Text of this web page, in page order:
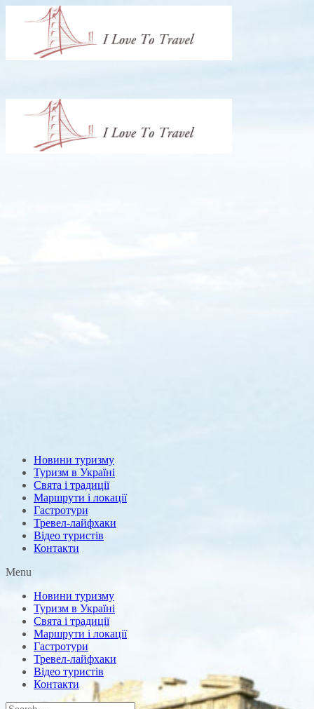
Новини туризму
Туризм в Україні
Свята і традиції
Маршрути і локації
Гастротури
Тревел-лайфхаки
Відео туристів
Контакти
Menu
Новини туризму
Туризм в Україні
Свята і традиції
Маршрути і локації
Гастротури
Тревел-лайфхаки
Відео туристів
Контакти